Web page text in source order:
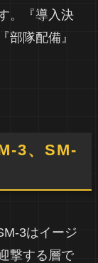
。『導入決
部隊配備』
3、SM-
3はイージ
撃する層で